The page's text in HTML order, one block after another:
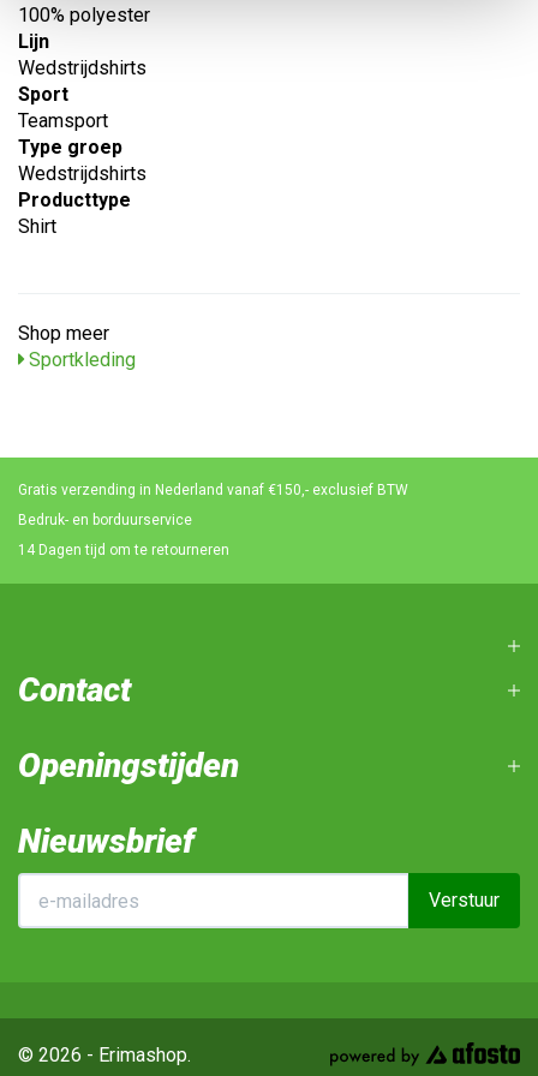
100% polyester
Lijn
Wedstrijdshirts
Sport
Teamsport
Type groep
Wedstrijdshirts
Producttype
Shirt
Shop meer
Sportkleding
Gratis verzending in Nederland vanaf €150,- exclusief BTW
Bedruk- en borduurservice
14 Dagen tijd om te retourneren
Contact
Openingstijden
Nieuwsbrief
Verstuur
© 2026 - Erimashop.